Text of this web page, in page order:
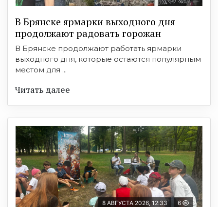
В Брянске ярмарки выходного дня
продолжают радовать горожан
В Брянске продолжают работать ярмарки
выходного дня, которые остаются популярным
местом для ...
Читать далее
8 АВГУСТА 2026, 12:33 6